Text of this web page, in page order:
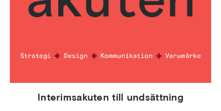
Interimsakuten till undsättning